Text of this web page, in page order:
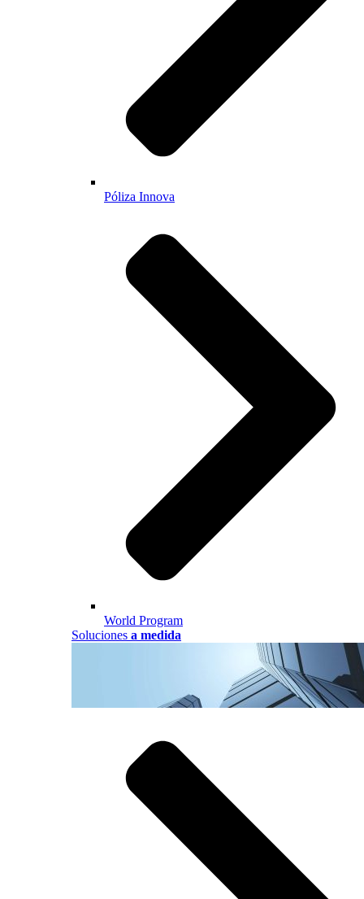
Póliza Innova
World Program
Soluciones a medida